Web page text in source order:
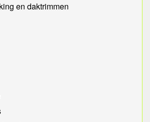
en daktrimmen